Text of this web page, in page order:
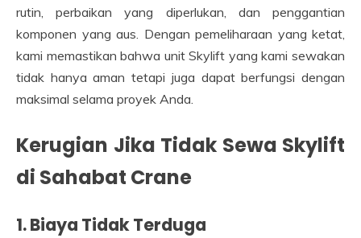
rutin, perbaikan yang diperlukan, dan penggantian
komponen yang aus. Dengan pemeliharaan yang ketat,
kami memastikan bahwa unit Skylift yang kami sewakan
tidak hanya aman tetapi juga dapat berfungsi dengan
maksimal selama proyek Anda.
Kerugian Jika Tidak Sewa Skylift
di Sahabat Crane
1. Biaya Tidak Terduga